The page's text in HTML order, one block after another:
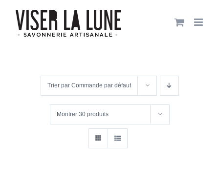
Passer
Trier par Commande par défaut
Montrer 30 produits